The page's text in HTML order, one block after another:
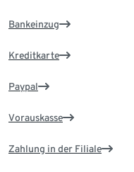
Bankeinzug
Kreditkarte
Paypal
Vorauskasse
Zahlung in der Filiale